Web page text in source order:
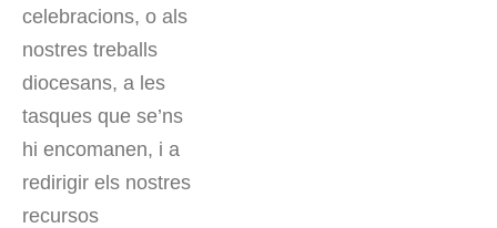
celebracions, o als
nostres treballs
diocesans, a les
tasques que se’ns
hi encomanen, i a
redirigir els nostres
recursos